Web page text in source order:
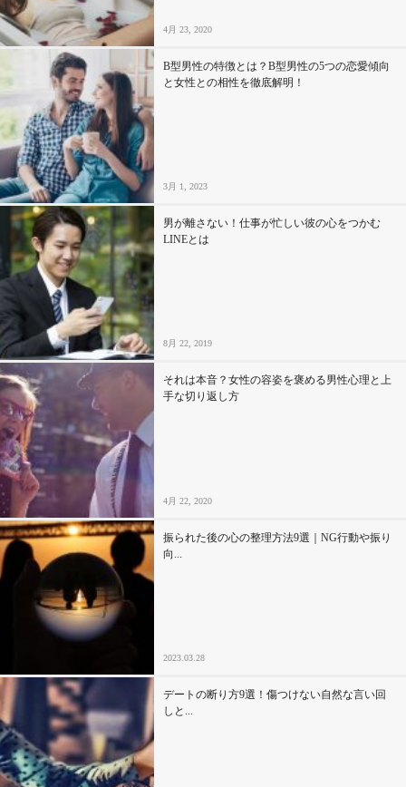
4月 23, 2020
B型男性の特徴とは？B型男性の5つの恋愛傾向
と女性との相性を徹底解明！
3月 1, 2023
男が離さない！仕事が忙しい彼の心をつかむ
LINEとは
8月 22, 2019
それは本音？女性の容姿を褒める男性心理と上
手な切り返し方
4月 22, 2020
振られた後の心の整理方法9選｜NG行動や振り
向...
2023.03.28
デートの断り方9選！傷つけない自然な言い回
しと...